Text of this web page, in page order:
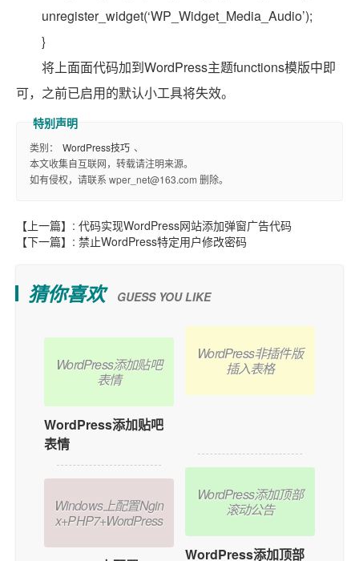
unregister_widget(‘WP_Widget_Media_Audio’);
}
将上面面代码加到WordPress主题functions模版中即
可，之前已启用的默认小工具将失效。
类别： WordPress技巧 、
本文收集自互联网，转载请注明来源。
如有侵权，请联系 wper_net@163.com 删除。
【上一篇】: 代码实现WordPress网站添加弹窗广告代码
【下一篇】: 禁止WordPress特定用户修改密码
猜你喜欢 GUESS YOU LIKE
WordPress添加贴吧
表情
WordPress添加贴吧
表情
Windows上配置Ngin
x+PHP7+WordPress
WordPress非插件版
插入表格
WordPress添加顶部
滚动公告
WordPress添加顶部